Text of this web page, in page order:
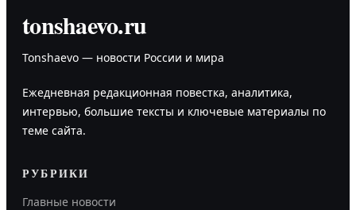
tonshaevo.ru
Tonshaevo — новости России и мира
Ежедневная редакционная повестка, аналитика,
интервью, большие тексты и ключевые материалы по
теме сайта.
РУБРИКИ
Главные новости